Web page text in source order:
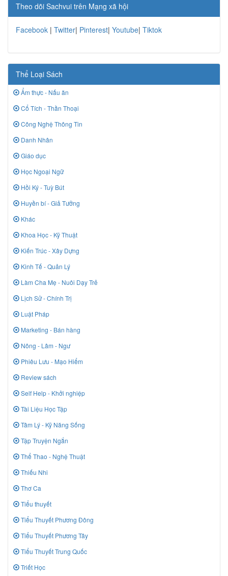
Theo dõi Sachvui trên Mạng xã hội
Facebook | Twitter| Pinterest| Youtube| Tiktok
Thể Loại Sách
Ẩm thực - Nấu ăn
Cổ Tích - Thần Thoại
Công Nghệ Thông Tin
Danh Nhân
Giáo dục
Học Ngoại Ngữ
Hồi Ký - Tuỳ Bút
Huyền bí - Giả Tưởng
Khác
Khoa Học - Kỹ Thuật
Kiến Trúc - Xây Dựng
Kinh Tế - Quản Lý
Làm Cha Mẹ - Nuôi Dạy Trẻ
Lịch Sử - Chính Trị
Luật Pháp
Marketing - Bán hàng
Nông - Lâm - Ngư
Phiêu Lưu - Mạo Hiểm
Review sách
Self Help - Khởi nghiệp
Tài Liệu Học Tập
Tâm Lý - Kỹ Năng Sống
Tập Truyện Ngắn
Thể Thao - Nghệ Thuật
Thiếu Nhi
Thơ Ca
Tiểu thuyết
Tiểu Thuyết Phương Đông
Tiểu Thuyết Phương Tây
Tiểu Thuyết Trung Quốc
Triết Học